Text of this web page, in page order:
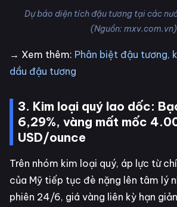
Dự báo diện tích đậu tương tại các
(Nguồn: mxv.com.vn)
→ Xem thêm: Phân biệt đậu tương,
dầu đậu tương
3. Kim loại quý lao dốc:
6,29%, vàng mất mốc
USD/ounce
Trên nhóm kim loại quý, áp lực từ
của Mỹ tiếp tục đè nặng lên tâm lý
phiên 24/6, giá vàng liên kỳ hạn